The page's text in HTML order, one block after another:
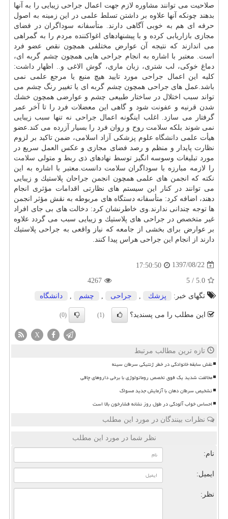
صلاحیت می توانند مشاوره لازم جهت اعمال جراحی زیبایی را به آنها
بدهند چونكه آنها علاوه بر داشتن تسلط علمی در این زمینه به اصول
حرفه ای هم به خوبی آگاهی دارند. متأسفانه سوداگران در فضای
مجازی بازاریابی كرده و با پیشنهادهای اغواكننده مردم را به گمراهی
می اندازند كه نتیجه آن عوارض مختلفی همچون نقص عضو فرد
است. معتبر با اشاره به انجام جراحی هایی همچون چشم گربه ای،
دماغ خوكی، لب شتری، زبان ماری، گوش الاغی و.. اظهار داشت:
كلیه این اعمال جراحی مورد تایید هیچ منبع یا مرجع علمی نمی
باشد.عمل های جراحی همچون چشم گربه ای یا تغییر رنگ چشم می
تواند سبب اختلال در ساختار طبیعی چشم و عوارضی همچون خشك
شدن قرنیه و عفونت شود و گاهی این معضلات فرد را تا آخر عمر
گرفتار می سازد. اغلب اینگونه اعمال جراحی نه تنها سبب زیبایی
نمی شوند بلكه سلامت روح و روان فرد را بسیار آزرده می كند.عضو
هیأت علمی دانشگاه علوم پزشكی آزاد اسلامی، ضمن تاكید بر لزوم
نظارت پایدار و منظم و رصد فضای مجازی و عكس العمل سریع در
مورد تبلیغات وسوسه انگیز توسط نهادهای ذی ربط و متولی سلامت
را لازمه مبارزه با سوداگران سلامت دانست.معتبر با اشاره به این
نكته كه انجمن های علمی همچون انجمن جراحان پلاستیك و زیبایی
می توانند در كنار این سیستم های نظارتی اقدامات مؤثری انجام
دهند، اضافه كرد: متأسفانه دستگاه های مربوطه به نقش مؤثر انجمن
ها توجه چندانی ندارند.وی خاطرنشان كرد: دخالت های بی جای افراد
غیر متخصص در جراحی های پلاستیك و زیبایی سبب می گردد علاوه
بر عوارض برای بخشی از جامعه كه نیاز واقعی به جراحی پلاستیك
دارند از انجام این جراحی هراس پیدا كنند.
1397/08/22
17:50:50
5.0
/
5
4267
تگهای خبر:
پزشك جراحی چشم دانشگاه
این مطلب را می پسندید؟ (1)
(0)
X
تازه ترین مطالب مرتبط
نقش سابقه خانوادگی در خطر ژنتیکی سرطان سینه
مخالفت شدید یک فوق تخصص روماتولوژی با برخی داروهای چاقی
تشخیص سرطان دهان با آزمایش جدید مسواک
احساس خواب آلودگی در طول روز نشانه فشارخون بالا است
نظرات بینندگان در مورد این مطلب
نظر شما در مورد این مطلب
نام:
ایمیل:
نظر: